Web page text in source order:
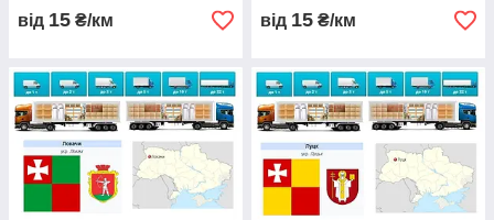
від 15 ₴/км від 15 ₴/км